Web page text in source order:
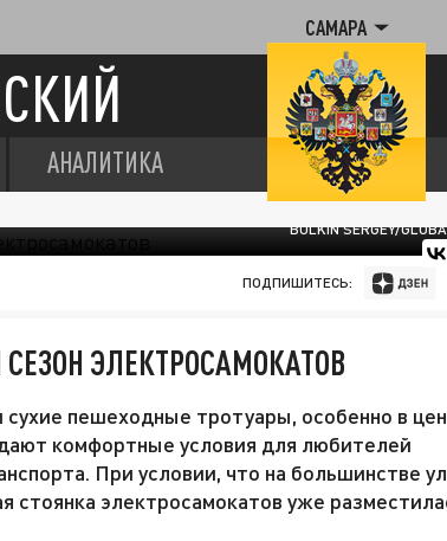
САМАРА
АНАЛИТИКА
BULKIN SERGEY/
ПОДПИШИТЕСЬ:
ЭЛЕКТРОСАМОКАТОВ
пешеходные тротуары, особенно в
комфортные условия для любителей
При условии, что на большинстве
стоянка электросамокатов уже